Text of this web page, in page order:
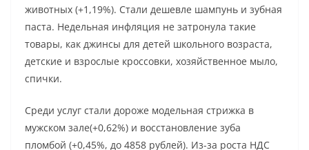
животных (+1,19%). Стали дешевле шампунь и зубная
паста. Недельная инфляция не затронула такие
товары, как джинсы для детей школьного возраста,
детские и взрослые кроссовки, хозяйственное мыло,
спички.
Среди услуг стали дороже модельная стрижка в
мужском зале(+0,62%) и восстановление зуба
пломбой (+0,45%, до 4858 рублей). Из-за роста НДС